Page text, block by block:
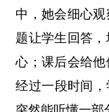
中，她会细心
题让学生回答
心；课后会给他
经过一段时间，